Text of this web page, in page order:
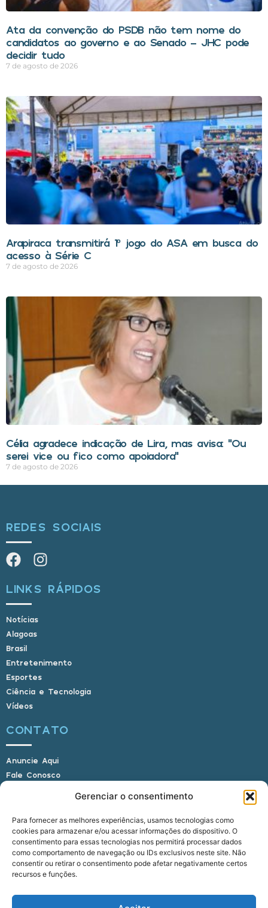
Gerenciar o consentimento
Para fornecer as melhores experiências, usamos tecnologias como
cookies para armazenar e/ou acessar informações do dispositivo. O
consentimento para essas tecnologias nos permitirá processar dados
como comportamento de navegação ou IDs exclusivos neste site. Não
consentir ou retirar o consentimento pode afetar negativamente certos
recursos e funções.
Ata da convenção do PSDB não tem nome do
candidatos ao governo e ao Senado – JHC pode
decidir tudo
7 de agosto de 2026
Arapiraca transmitirá 1º jogo do ASA em busca do
acesso à Série C
7 de agosto de 2026
Célia agradece indicação de Lira, mas avisa: “Ou
serei vice ou fico como apoiadora”
7 de agosto de 2026
REDES SOCIAIS
LINKS RÁPIDOS
Notícias
Alagoas
Brasil
Entretenimento
Esportes
Ciência e Tecnologia
Vídeos
CONTATO
Anuncie Aqui
Fale Conosco
E-mail: alagoasbrasilnoticias@gmail.com
Telefone: (82) 9 9691-0391 (Whatsapp)
Responsável Técnico: Crysthyan Carlos
Rua do Sau - Centro - Anadia - AL - CEP: